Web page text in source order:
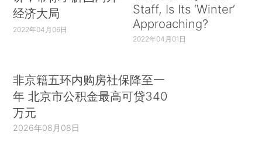
经济大局
2022年04月06日
Staff, Is Its ‘Winter’
Approaching?
2022年04月01日
非京籍五环内购房社保降至一
年 北京市公积金最高可贷340
万元
2026年08月08日